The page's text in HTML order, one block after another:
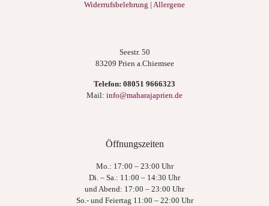
Widerrufsbelehrung | Allergene
Seestr. 50
83209 Prien a.Chiemsee
Telefon: 08051 9666323
Mail: info@maharajaprien.de
Öffnungszeiten
Mo.: 17:00 – 23:00 Uhr
Di. – Sa.: 11:00 – 14:30 Uhr
und Abend: 17:00 – 23:00 Uhr
So.- und Feiertag 11:00 – 22:00 Uhr